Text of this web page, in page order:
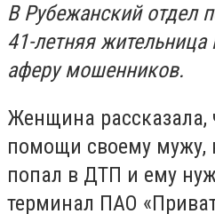
В Рубежанский отдел
41-летняя
аферу мошенников.
Женщина рассказала,
помощи своему мужу,
попал в ДТП и ему
терминал ПАО